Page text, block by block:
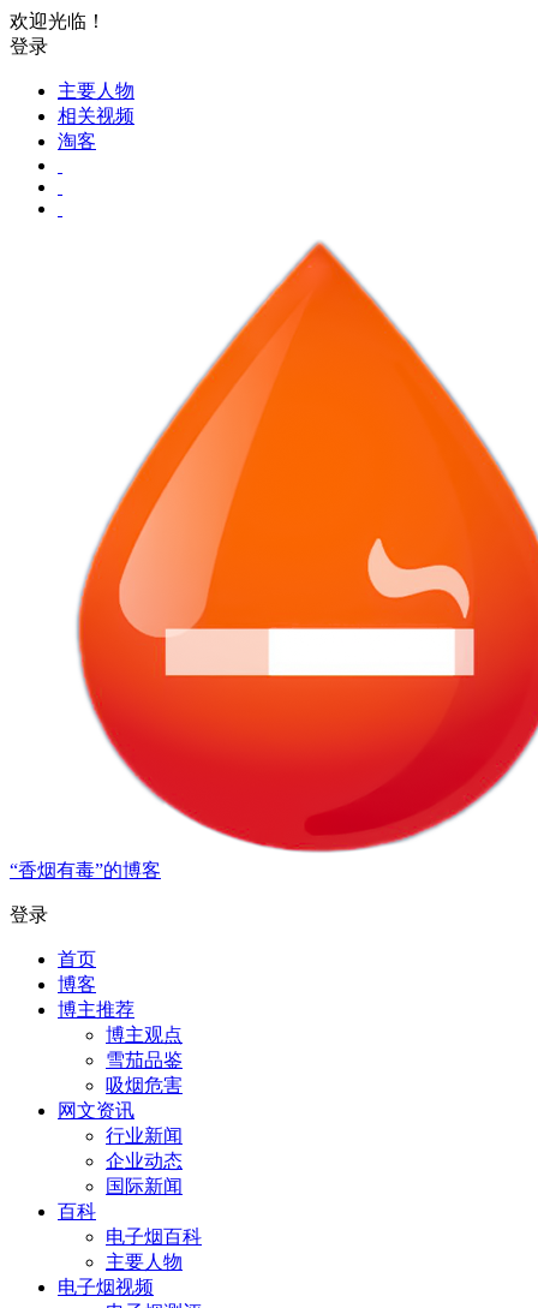
欢迎光临！
登录
主要人物
相关视频
淘客
“香烟有毒”的博客
登录
首页
博客
博主推荐
博主观点
雪茄品鉴
吸烟危害
网文资讯
行业新闻
企业动态
国际新闻
百科
电子烟百科
主要人物
电子烟视频